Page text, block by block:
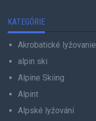
KATEGÓRIE
Akrobatické lyžovanie
alpin ski
Alpine Skiing
Alpint
Alpské lyžování